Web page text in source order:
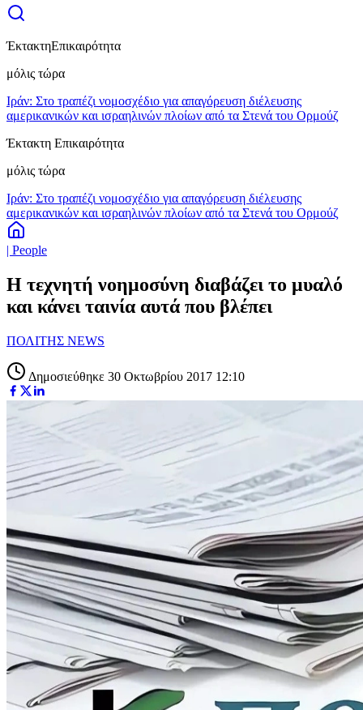
ΈκτακτηΕπικαιρότητα
μόλις τώρα
Ιράν: Στο τραπέζι νομοσχέδιο για απαγόρευση διέλευσης
αμερικανικών και ισραηλινών πλοίων από τα Στενά του Ορμούζ
Έκτακτη Επικαιρότητα
μόλις τώρα
Ιράν: Στο τραπέζι νομοσχέδιο για απαγόρευση διέλευσης
αμερικανικών και ισραηλινών πλοίων από τα Στενά του Ορμούζ
| People
Η τεχνητή νοημοσύνη διαβάζει το μυαλό
και κάνει ταινία αυτά που βλέπει
ΠΟΛΙΤΗΣ NEWS
Δημοσιεύθηκε 30 Οκτωβρίου 2017 12:10